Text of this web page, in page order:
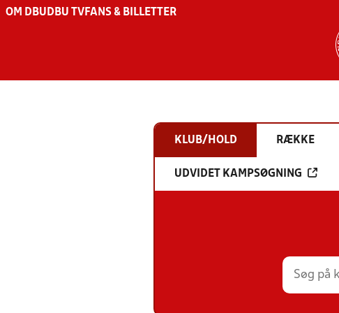
OM DBU DBU TV FANS & BILLETTER
KLUB/HOLD RÆKKE
UDVIDET KAMPSØGNING